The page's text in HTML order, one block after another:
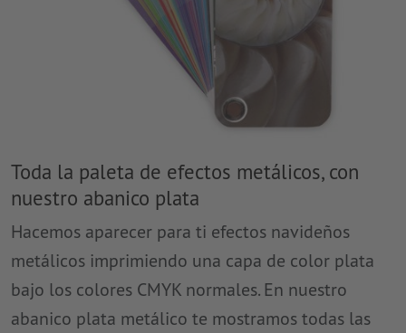
Toda la paleta de efectos metálicos, con
nuestro abanico plata
Hacemos aparecer para ti efectos navideños
metálicos imprimiendo una capa de color plata
bajo los colores CMYK normales. En nuestro
abanico plata metálico te mostramos todas las